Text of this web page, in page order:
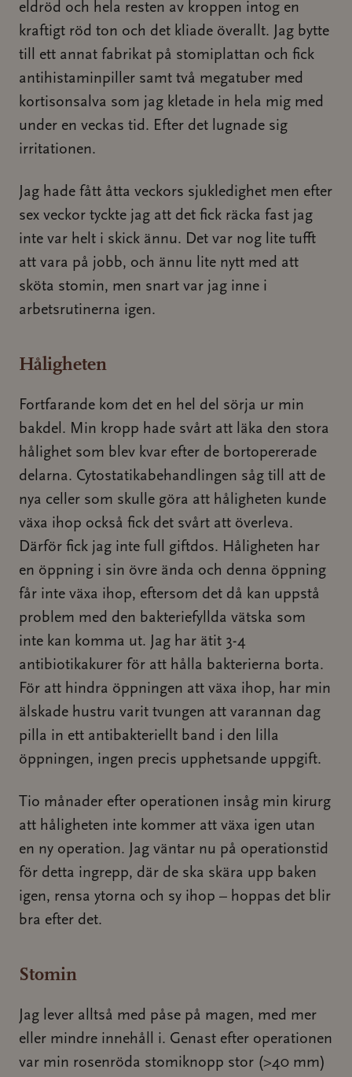
eldröd och hela resten av kroppen intog en
kraftigt röd ton och det kliade överallt. Jag bytte
till ett annat fabrikat på stomiplattan och fick
antihistaminpiller samt två megatuber med
kortisonsalva som jag kletade in hela mig med
under en veckas tid. Efter det lugnade sig
irritationen.
Jag hade fått åtta veckors sjukledighet men efter
sex veckor tyckte jag att det fick räcka fast jag
inte var helt i skick ännu. Det var nog lite tufft
att vara på jobb, och ännu lite nytt med att
sköta stomin, men snart var jag inne i
arbetsrutinerna igen.
Håligheten
Fortfarande kom det en hel del sörja ur min
bakdel. Min kropp hade svårt att läka den stora
hålighet som blev kvar efter de bortopererade
delarna. Cytostatikabehandlingen såg till att de
nya celler som skulle göra att håligheten kunde
växa ihop också fick det svårt att överleva.
Därför fick jag inte full giftdos. Håligheten har
en öppning i sin övre ända och denna öppning
får inte växa ihop, eftersom det då kan uppstå
problem med den bakteriefyllda vätska som
inte kan komma ut. Jag har ätit 3-4
antibiotikakurer för att hålla bakterierna borta.
För att hindra öppningen att växa ihop, har min
älskade hustru varit tvungen att varannan dag
pilla in ett antibakteriellt band i den lilla
öppningen, ingen precis upphetsande uppgift.
Tio månader efter operationen insåg min kirurg
att håligheten inte kommer att växa igen utan
en ny operation. Jag väntar nu på operationstid
för detta ingrepp, där de ska skära upp baken
igen, rensa ytorna och sy ihop – hoppas det blir
bra efter det.
Stomin
Jag lever alltså med påse på magen, med mer
eller mindre innehåll i. Genast efter operationen
var min rosenröda stomiknopp stor (>40 mm)